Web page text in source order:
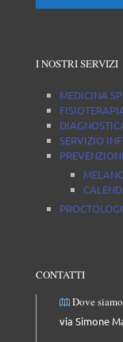
I NOSTRI SERVIZI
MEDICINA
SERVIZIO
CONTATTI
Dove
via Simone